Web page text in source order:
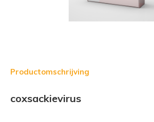
Productomschrijving
coxsackievirus